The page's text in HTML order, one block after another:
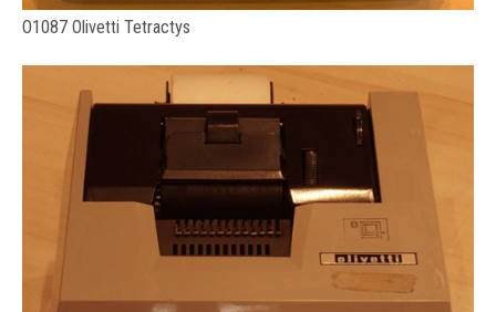
O1087 Olivetti Tetractys